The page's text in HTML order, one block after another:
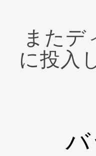
またデ
に投入